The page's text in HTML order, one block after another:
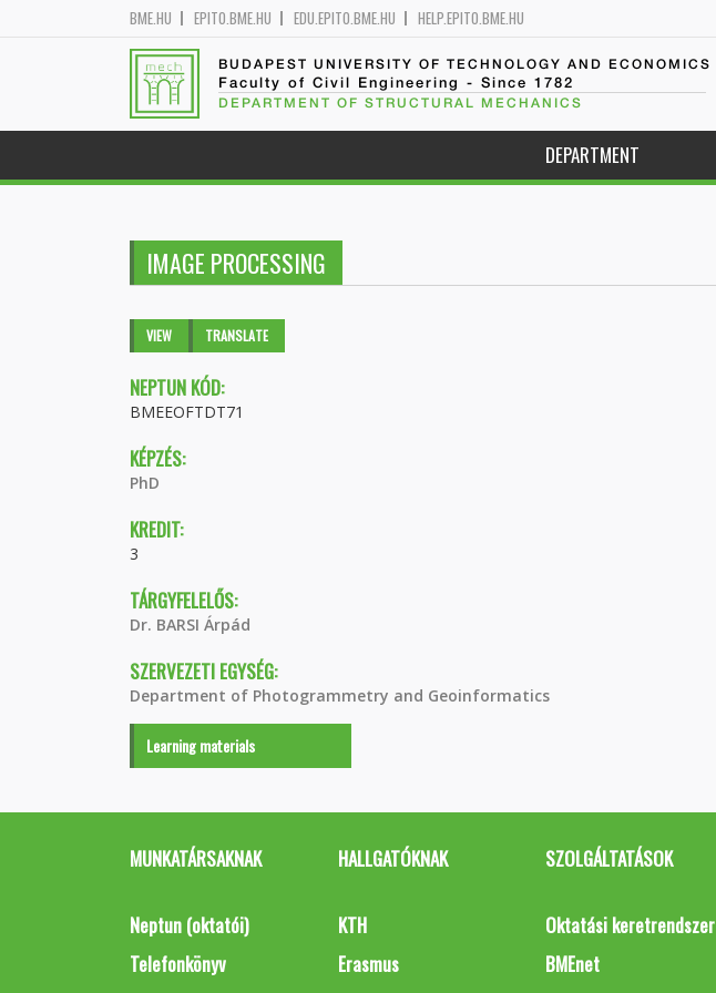
BME.HU EPITO.BME.HU EDU.EPITO.BME.HU HELP.EPITO.BME.HU
BUDAPEST UNIVERSITY OF TECHNOLOGY AND ECONOMICS
Faculty of Civil Engineering - Since 1782
DEPARTMENT OF STRUCTURAL MECHANICS
DEPARTMENT
IMAGE PROCESSING
Primary tabs
VIEW (ACTIVETRANSLATE
NEPTUN KÓD:
BMEEOFTDT71
KÉPZÉS:
PhD
KREDIT:
3
TÁRGYFELELŐS:
Dr. BARSI Árpád
SZERVEZETI EGYSÉG:
Department of Photogrammetry and Geoinformatics
Learning materials
MUNKATÁRSAKNAK
Neptun (oktatói)
Telefonkönyv
HALLGATÓKNAK
KTH
Erasmus
SZOLGÁLTATÁSOK
Oktatási keretrendszer
BMEnet